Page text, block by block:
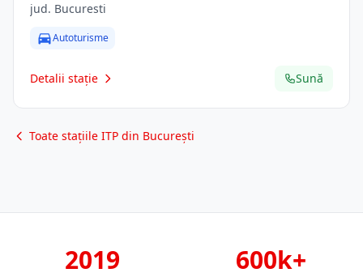
jud. Bucuresti
Autoturisme
Detalii stație Sună
Toate stațiile ITP din București
2019 600k+